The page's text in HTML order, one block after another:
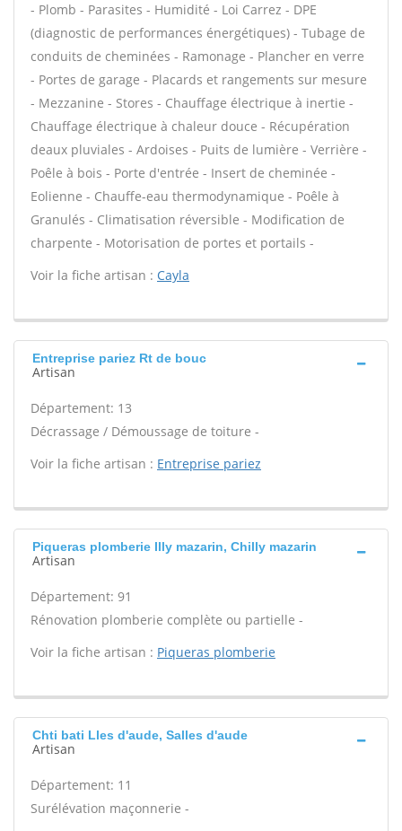
- Plomb - Parasites - Humidité - Loi Carrez - DPE
(diagnostic de performances énergétiques) - Tubage de
conduits de cheminées - Ramonage - Plancher en verre
- Portes de garage - Placards et rangements sur mesure
- Mezzanine - Stores - Chauffage électrique à inertie -
Chauffage électrique à chaleur douce - Récupération
deaux pluviales - Ardoises - Puits de lumière - Verrière -
Poêle à bois - Porte d'entrée - Insert de cheminée -
Eolienne - Chauffe-eau thermodynamique - Poêle à
Granulés - Climatisation réversible - Modification de
charpente - Motorisation de portes et portails -
Voir la fiche artisan : Cayla
Entreprise pariez Rt de bouc
Artisan
Département: 13
Décrassage / Démoussage de toiture -
Voir la fiche artisan : Entreprise pariez
Piqueras plomberie Illy mazarin, Chilly mazarin
Artisan
Département: 91
Rénovation plomberie complète ou partielle -
Voir la fiche artisan : Piqueras plomberie
Chti bati Lles d'aude, Salles d'aude
Artisan
Département: 11
Surélévation maçonnerie -